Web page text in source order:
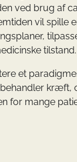
ved brug af
vil spille
tilstand.
et
kræft,
for mange